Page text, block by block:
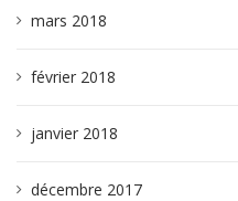
mars 2018
février 2018
janvier 2018
décembre 2017